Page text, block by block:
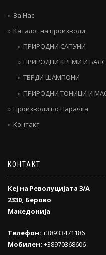
За Нас
Каталог на производи
ПРИРОДНИ САПУНИ
ПРИРОДНИ КРЕМИ И
ТВРДИ ШАМПОНИ
ПРИРОДНИ ТОНИЦИ И
Производи по Нарачка
Контакт
КОНТАКТ
Кеј на Револуцијата 3/А
2330, Берово
Македонија
Телефон: +38933471186
Мобилен: +38970368606